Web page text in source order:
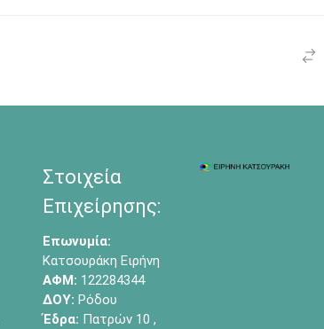
Στοιχεία
Επιχείρησης:
Επωνυμία:
Κατσουράκη Ειρήνη
ΑΦΜ: 122284344
ΔΟΥ: Ρόδου
Έδρα: Πατρών 10 ,